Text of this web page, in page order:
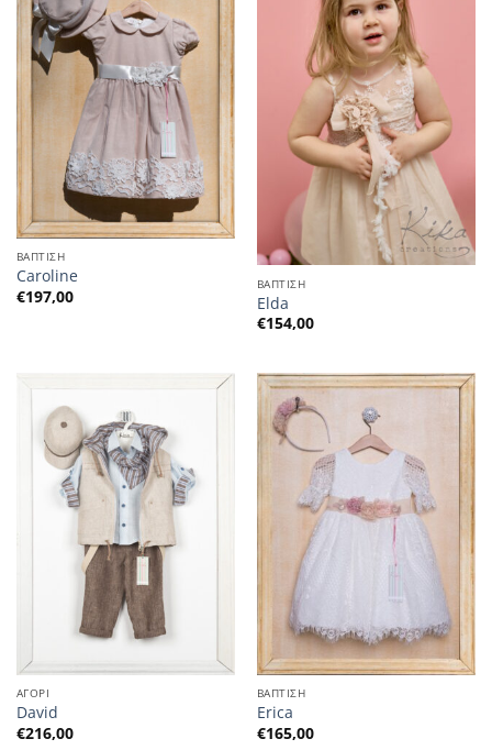
ΒΑΠΤΙΣΗ
Caroline
€197,00
ΒΑΠΤΙΣΗ
Elda
€154,00
ΑΓΟΡΙ
David
€216,00
ΒΑΠΤΙΣΗ
Erica
€165,00